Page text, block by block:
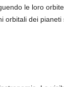
le loro
orbitali dei